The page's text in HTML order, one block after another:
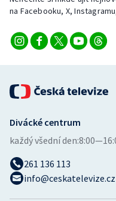
na Facebooku, X,
Divácké centrum
každý všední den:
261 136 113
info@ceskatelevize.cz